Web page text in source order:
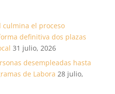
culmina el proceso
definitiva dos plazas
31 julio, 2026
desempleadas hasta
de Labora 28 julio,